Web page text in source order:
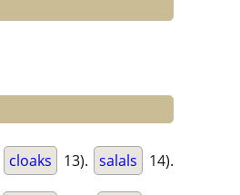
cloaks 13). salals 14).